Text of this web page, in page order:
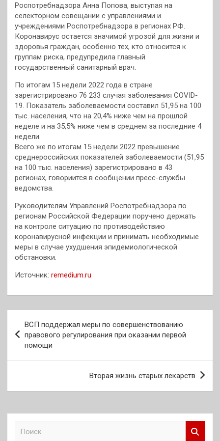
Роспотребнадзора Анна Попова, выступая на
селекторном совещании с управлениями и
учреждениями Роспотребнадзора в регионах РФ.
Коронавирус остается значимой угрозой для жизни и
здоровья граждан, особенно тех, кто относится к
группам риска, предупредила главный
государственный санитарный врач.
По итогам 15 недели 2022 года в стране
зарегистрировано 76 233 случая заболевания COVID-
19. Показатель заболеваемости составил 51,95 на 100
тыс. населения, что на 20,4% ниже чем на прошлой
неделе и на 35,5% ниже чем в среднем за последние 4
недели.
Всего же по итогам 15 недели 2022 превышение
среднероссийских показателей заболеваемости (51,95
на 100 тыс. населения) зарегистрировано в 43
регионах, говориится в сообщении пресс-службы
ведомства.
Руководителям Управлений Роспотребнадзора по
регионам Российской Федерации поручено держать
на контроле ситуацию по противодействию
коронавирусной инфекции и принимать необходимые
меры в случае ухудшения эпидемиологической
обстановки.
Источник: remedium.ru
по
записям
ВСП поддержал меры по совершенствованию
правового регулирования при оказании первой
помощи
Вторая жизнь старых лекарств